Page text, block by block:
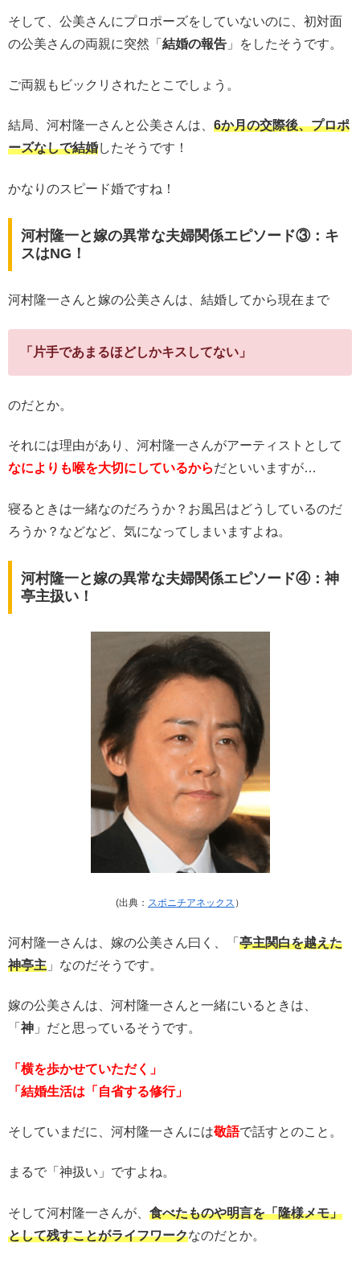
そして、公美さんにプロポーズをしていないのに、初対面
の公美さんの両親に突然「 結婚の報告 」をしたそうです。
ご両親もビックリされたとこでしょう。
結局、河村隆一さんと公美さんは、 6か月の交際後、プロポ
ーズなしで結婚したそうです！
かなりのスピード婚ですね！
河村隆一と嫁の異常な夫婦関係エピソード③：キ
スはNG！
河村隆一さんと嫁の公美さんは、結婚してから現在まで
「片手であまるほどしかキスしてない」
のだとか。
それには理由があり、河村隆一さんがアーティストとして
なによりも喉を大切にしているからだといいますが…
寝るときは一緒なのだろうか？お風呂はどうしているのだ
ろうか？などなど、気になってしまいますよね。
河村隆一と嫁の異常な夫婦関係エピソード④：神
亭主扱い！
(出典： スポニチアネックス ）
河村隆一さんは、嫁の公美さん曰く、「 亭主関白を越えた
神亭主 」なのだそうです。
嫁の公美さんは、河村隆一さんと一緒にいるときは、
「 神 」だと思っているそうです。
「横を歩かせていただく」
「結婚生活は「自省する修行」
そしていまだに、河村隆一さんには敬語で話すとのこと。
まるで「神扱い」ですよね。
そして河村隆一さんが、 食べたものや明言を「隆様メモ」
として残すことがライフワークなのだとか。